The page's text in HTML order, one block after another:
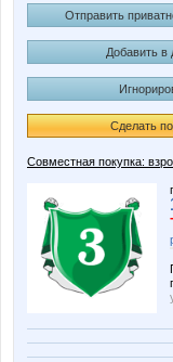
Отправить
Добавить в
Сделать
Совместная покупка: